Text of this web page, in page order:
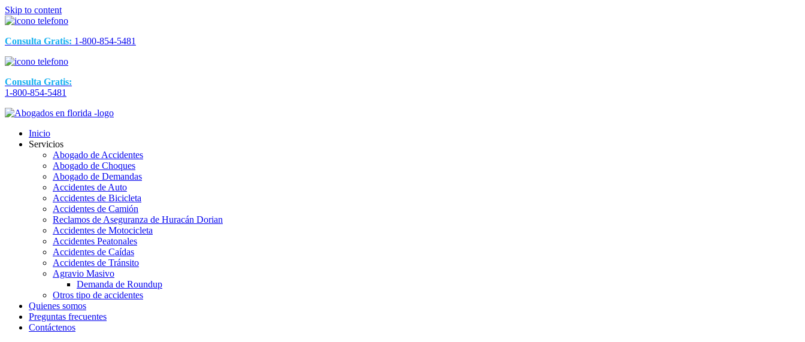
Skip to content
Consulta Gratis: 1-800-854-5481
Consulta Gratis:
1-800-854-5481
Inicio
Servicios
Abogado de Accidentes
Abogado de Choques
Abogado de Demandas
Accidentes de Auto
Accidentes de Bicicleta
Accidentes de Camión
Reclamos de Aseguranza de Huracán Dorian
Accidentes de Motocicleta
Accidentes Peatonales
Accidentes de Caídas
Accidentes de Tránsito
Agravio Masivo
Demanda de Roundup
Otros tipo de accidentes
Quienes somos
Preguntas frecuentes
Contáctenos